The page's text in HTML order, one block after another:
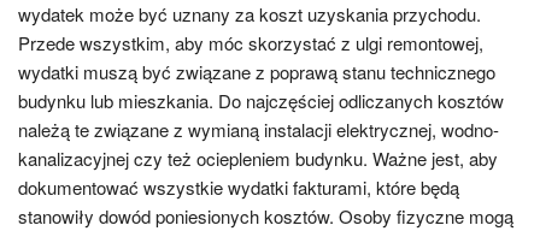
wydatek może być uznany za koszt uzyskania przychodu.
Przede wszystkim, aby móc skorzystać z ulgi remontowej,
wydatki muszą być związane z poprawą stanu technicznego
budynku lub mieszkania. Do najczęściej odliczanych kosztów
należą te związane z wymianą instalacji elektrycznej, wodno-
kanalizacyjnej czy też ociepleniem budynku. Ważne jest, aby
dokumentować wszystkie wydatki fakturami, które będą
stanowiły dowód poniesionych kosztów. Osoby fizyczne mogą